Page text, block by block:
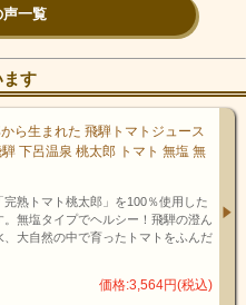
きの
こ」は
たけと
は？
にかけ
声一覧
す
ら生まれた 飛騨トマトジュース
騨 下呂温泉 桃太郎 トマト 無塩 無
熟トマト桃太郎」を100％使用した
。無塩タイプでヘルシー！飛騨の澄ん
、大自然の中で育ったトマトをふんだ
価格:3,564円(税込)